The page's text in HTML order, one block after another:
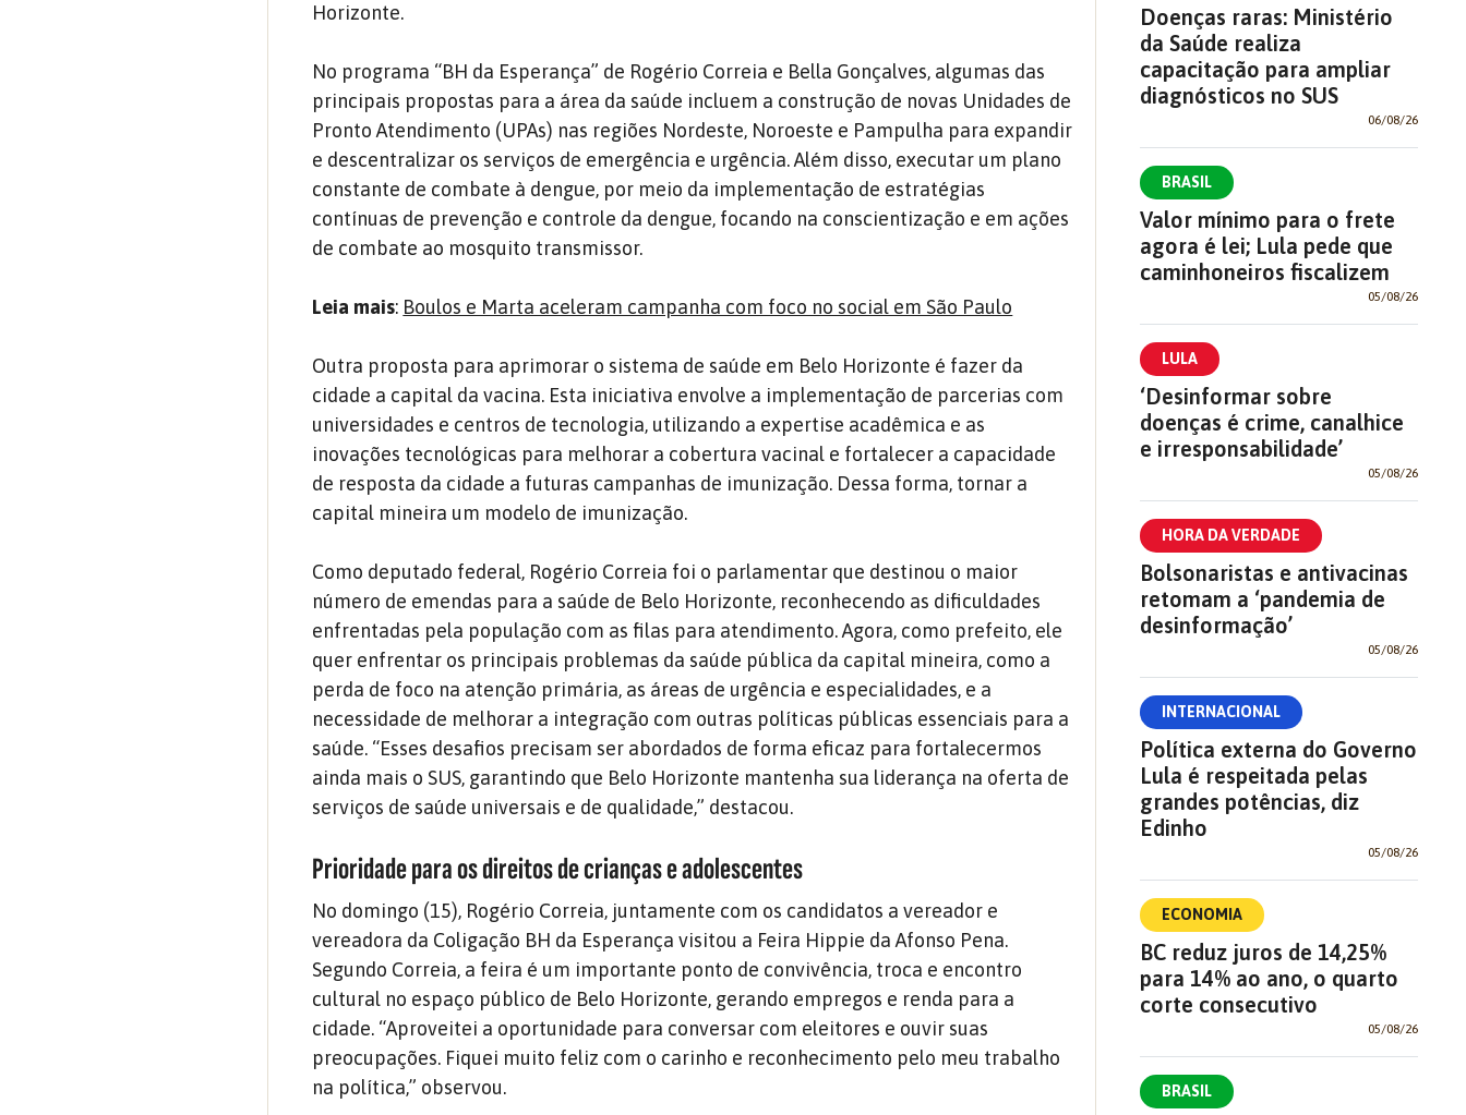
Horizonte.
No programa “BH da Esperança” de Rogério Correia e Bella Gonçalves, algumas das
principais propostas para a área da saúde incluem a construção de novas Unidades de
Pronto Atendimento (UPAs) nas regiões Nordeste, Noroeste e Pampulha para expandir
e descentralizar os serviços de emergência e urgência. Além disso, executar um plano
constante de combate à dengue, por meio da implementação de estratégias
contínuas de prevenção e controle da dengue, focando na conscientização e em ações
de combate ao mosquito transmissor.
Leia mais: Boulos e Marta aceleram campanha com foco no social em São Paulo
Outra proposta para aprimorar o sistema de saúde em Belo Horizonte é fazer da
cidade a capital da vacina. Esta iniciativa envolve a implementação de parcerias com
universidades e centros de tecnologia, utilizando a expertise acadêmica e as
inovações tecnológicas para melhorar a cobertura vacinal e fortalecer a capacidade
de resposta da cidade a futuras campanhas de imunização. Dessa forma, tornar a
capital mineira um modelo de imunização.
Como deputado federal, Rogério Correia foi o parlamentar que destinou o maior
número de emendas para a saúde de Belo Horizonte, reconhecendo as dificuldades
enfrentadas pela população com as filas para atendimento. Agora, como prefeito, ele
quer enfrentar os principais problemas da saúde pública da capital mineira, como a
perda de foco na atenção primária, as áreas de urgência e especialidades, e a
necessidade de melhorar a integração com outras políticas públicas essenciais para a
saúde. “Esses desafios precisam ser abordados de forma eficaz para fortalecermos
ainda mais o SUS, garantindo que Belo Horizonte mantenha sua liderança na oferta de
serviços de saúde universais e de qualidade,” destacou.
Prioridade para os direitos de crianças e adolescentes
No domingo (15), Rogério Correia, juntamente com os candidatos a vereador e
vereadora da Coligação BH da Esperança visitou a Feira Hippie da Afonso Pena.
Segundo Correia, a feira é um importante ponto de convivência, troca e encontro
cultural no espaço público de Belo Horizonte, gerando empregos e renda para a
cidade. “Aproveitei a oportunidade para conversar com eleitores e ouvir suas
preocupações. Fiquei muito feliz com o carinho e reconhecimento pelo meu trabalho
na política,” observou.
Doenças raras: Ministério
da Saúde realiza
capacitação para ampliar
diagnósticos no SUS
06/08/26
BRASIL
Valor mínimo para o frete
agora é lei; Lula pede que
caminhoneiros fiscalizem
05/08/26
LULA
‘Desinformar sobre
doenças é crime, canalhice
e irresponsabilidade’
05/08/26
HORA DA VERDADE
Bolsonaristas e antivacinas
retomam a ‘pandemia de
desinformação’
05/08/26
INTERNACIONAL
Política externa do Governo
Lula é respeitada pelas
grandes potências, diz
Edinho
05/08/26
ECONOMIA
BC reduz juros de 14,25%
para 14% ao ano, o quarto
corte consecutivo
05/08/26
BRASIL